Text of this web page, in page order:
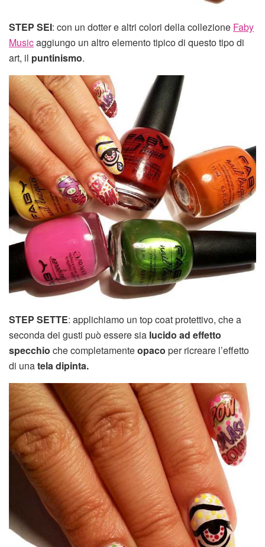
STEP SEI: con un dotter e altri colori della collezione Faby
Musicaggiungo un altro elemento tipico di questo tipo di
art, il puntinismo.
STEP SETTE: applichiamo un top coat protettivo, che a
seconda dei gusti può essere sia lucido ad effetto
specchio che completamenteopaco per ricreare l’effetto
di unatela dipinta.